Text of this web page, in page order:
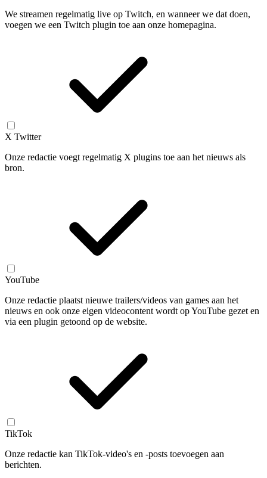
We streamen regelmatig live op Twitch, en wanneer we dat doen,
voegen we een Twitch plugin toe aan onze homepagina.
X Twitter
Onze redactie voegt regelmatig X plugins toe aan het nieuws als
bron.
YouTube
Onze redactie plaatst nieuwe trailers/videos van games aan het
nieuws en ook onze eigen videocontent wordt op YouTube gezet en
via een plugin getoond op de website.
TikTok
Onze redactie kan TikTok-video's en -posts toevoegen aan
berichten.